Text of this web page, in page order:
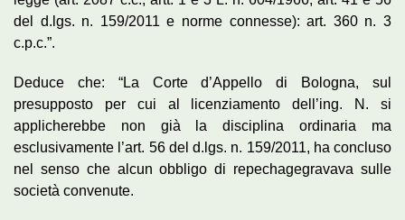
del d.lgs. n. 159/2011 e norme connesse): art. 360 n. 3
c.p.c.”.
Deduce che: “La Corte d’Appello di Bologna, sul
presupposto per cui al licenziamento dell’ing. N. si
applicherebbe non già la disciplina ordinaria ma
esclusivamente l’art. 56 del d.lgs. n. 159/2011, ha concluso
nel senso che alcun obbligo di repechagegravava sulle
società convenute.